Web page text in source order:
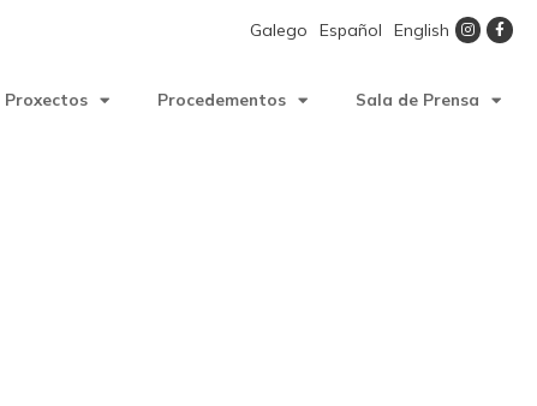
Galego Español English
Proxectos Procedementos Sala de Prensa